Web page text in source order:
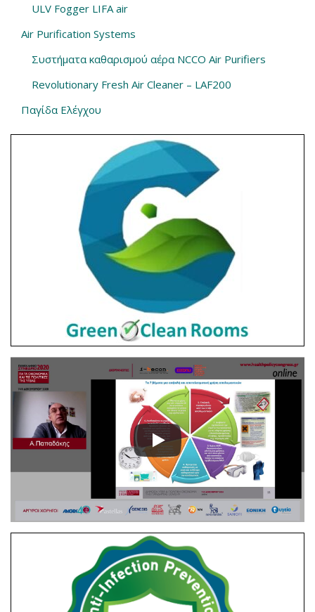
ULV Fogger LIFA air
Air Purification Systems
Συστήματα καθαρισμού αέρα NCCO Air Purifiers
Revolutionary Fresh Air Cleaner – LAF200
Παγίδα Ελέγχου